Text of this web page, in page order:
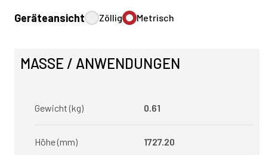
Geräteansicht Zöllig Metrisch
MASSE / ANWENDUNGEN
Gewicht (kg) 0.61
Höhe (mm) 1727.20